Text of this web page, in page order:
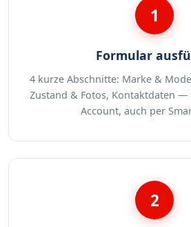
1
Formular
4 kurze Abschnitte: Marke &
Zustand & Fotos, Kontaktdaten —
Account, auch per
2